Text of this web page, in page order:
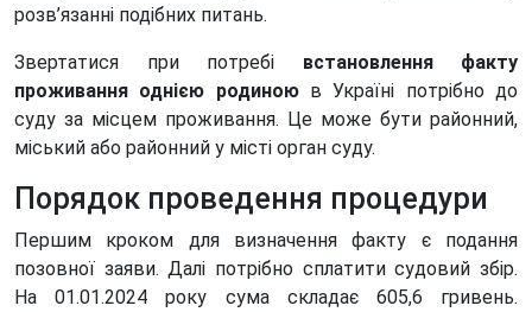
розв’язанні подібних питань.
Звертатися при потребі встановлення факту
проживання однією родиною в Україні потрібно до
суду за місцем проживання. Це може бути районний,
міський або районний у місті орган суду.
Порядок проведення процедури
Першим кроком для визначення факту є подання
позовної заяви. Далі потрібно сплатити судовий збір.
На 01.01.2024 року сума складає 605,6 гривень.